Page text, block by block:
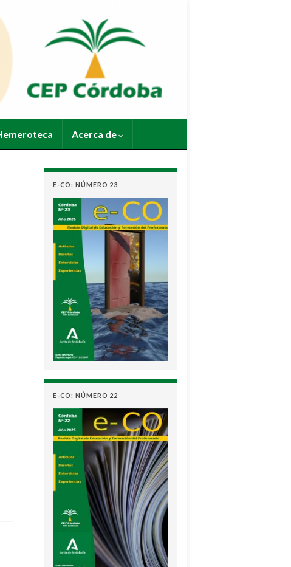
Acerca de
E-CO: NÚMERO 23
E-CO: NÚMERO 22